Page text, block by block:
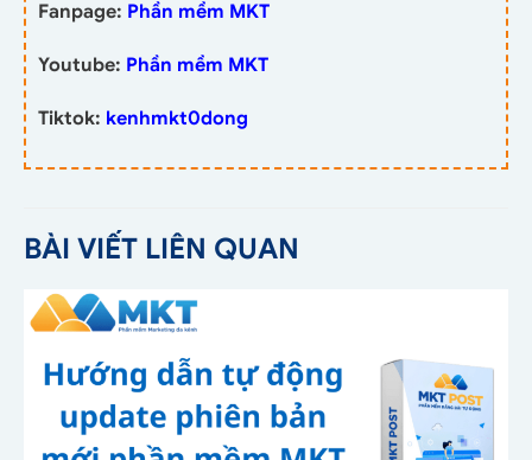
Fanpage: Phần mềm MKT
Youtube: Phần mềm MKT
Tiktok: kenhmkt0dong
BÀI VIẾT LIÊN QUAN